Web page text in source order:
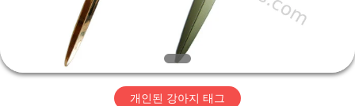
우
리
개인된 강아지 태그